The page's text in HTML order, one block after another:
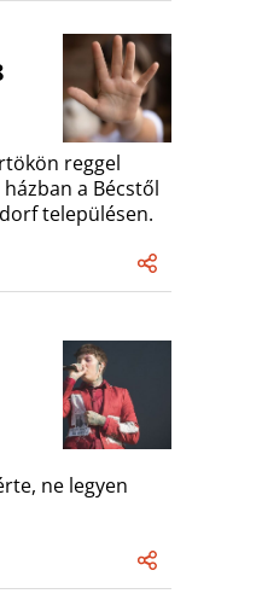
reggel
a Bécstől
településen.
ne legyen